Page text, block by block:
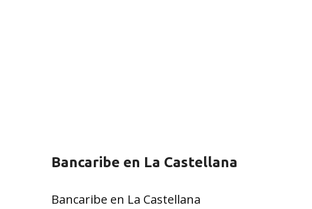
Bancaribe en La Castellana
Bancaribe en La Castellana